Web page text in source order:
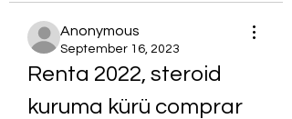
Anonymous
September 16, 2023
Renta 2022, steroid
kuruma kürü comprar